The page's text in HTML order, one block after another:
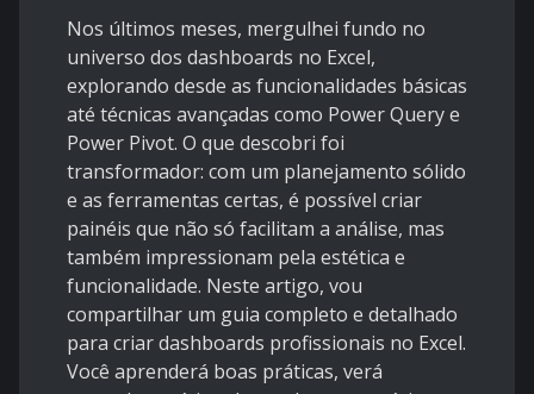
Nos últimos meses, mergulhei fundo no
universo dos dashboards no Excel,
explorando desde as funcionalidades básicas
até técnicas avançadas como Power Query e
Power Pivot. O que descobri foi
transformador: com um planejamento sólido
e as ferramentas certas, é possível criar
painéis que não só facilitam a análise, mas
também impressionam pela estética e
funcionalidade. Neste artigo, vou
compartilhar um guia completo e detalhado
para criar dashboards profissionais no Excel.
Você aprenderá boas práticas, verá